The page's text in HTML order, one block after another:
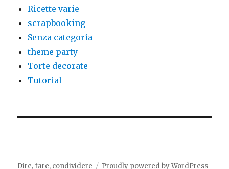
Ricette varie
scrapbooking
Senza categoria
theme party
Torte decorate
Tutorial
Dire, fare, condividere Proudly powered by WordPress